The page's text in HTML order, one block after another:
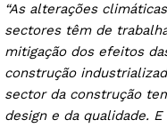
“As alterações
sectores têm de
mitigação dos efeitos
construção
sector da construção
design e da qualidade.